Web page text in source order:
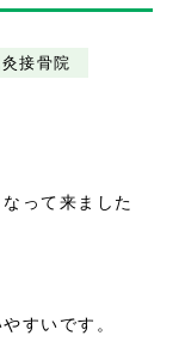
接骨院
って来ました
すいです。